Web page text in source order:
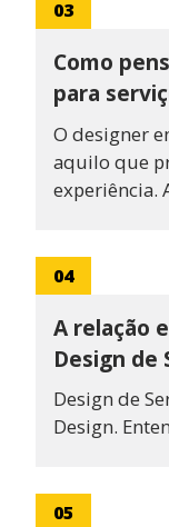
03
Como
para
O designer
aquilo que
experiência.
04
A relação
Design de
Design de
Design.
05